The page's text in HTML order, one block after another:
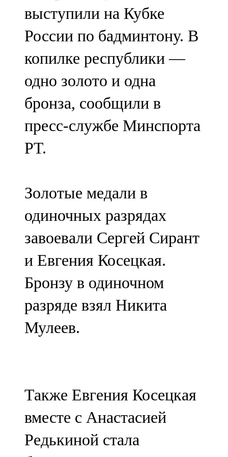
107,8 FM
Теләче
106,1 FM
Түбән Кама
102,6 FM
Чирмешән
107,7 FM
103,0 FM
Чүпрәле
91,0 FM
Шәмәрдән
102,3 FM
Яңа чишмә
107,0 FM
выступили на Кубке
России по бадминтону. В
копилке республики —
одно золото и одна
бронза, сообщили в
пресс-службе Минспорта
РТ.
Золотые медали в
одиночных разрядах
завоевали Сергей Сирант
и Евгения Косецкая.
Бронзу в одиночном
разряде взял Никита
Мулеев.
Также Евгения Косецкая
вместе с Анастасией
Редькиной стала